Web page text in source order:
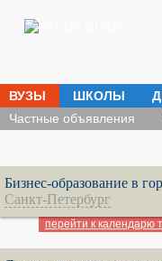
ВУЗЫ ШКОЛЫ
Частные объявления
Бизнес-образование в
Санкт-Петербург
перейти к календарю